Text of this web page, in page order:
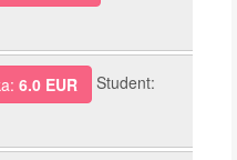
6.0 EUR
Student: